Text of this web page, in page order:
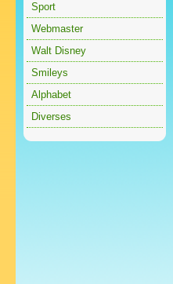
Sport
Webmaster
Walt Disney
Smileys
Alphabet
Diverses